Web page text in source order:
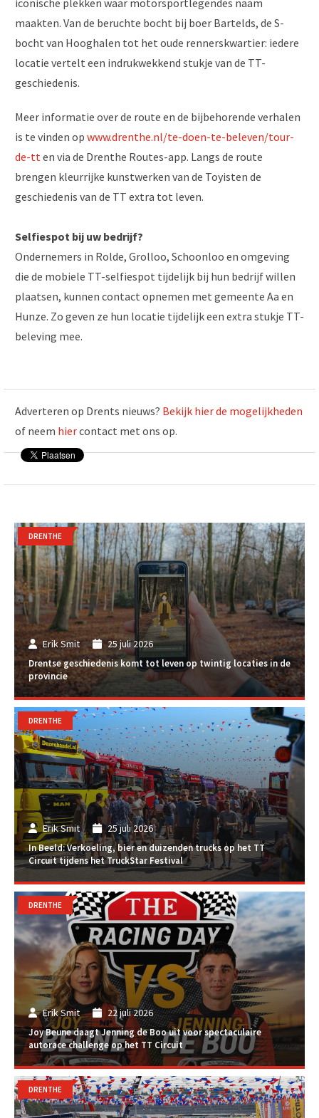
iconische plekken waar motorsportlegendes naam
maakten. Van de beruchte bocht bij boer Bartelds, de S-
bocht van Hooghalen tot het oude rennerskwartier: iedere
locatie vertelt een indrukwekkend stukje van de TT-
geschiedenis.
Meer informatie over de route en de bijbehorende verhalen
is te vinden op www.drenthe.nl/te-doen-te-beleven/tour-
de-tten via de Drenthe Routes-app. Langs de route
brengen kleurrijke kunstwerken van de Toyisten de
geschiedenis van de TT extra tot leven.
Selfiespot bij uw bedrijf?
Ondernemers in Rolde, Grolloo, Schoonloo en omgeving
die de mobiele TT-selfiespot tijdelijk bij hun bedrijf willen
plaatsen, kunnen contact opnemen met gemeente Aa en
Hunze. Zo geven ze hun locatie tijdelijk een extra stukje TT-
beleving mee.
Adverteren op Drents nieuws? Bekijk hier de mogelijkheden
of neem hiercontact met ons op.
Erik Smit 25 juli 2026
Drentse geschiedenis komt tot leven op twintig locaties in de
provincie
DRENTHE
Erik Smit 25 juli 2026
In Beeld: Verkoeling, bier en duizenden trucks op het TT
Circuit tijdens het TruckStar Festival
DRENTHE
Erik Smit 22 juli 2026
Joy Beune daagt Jenning de Boo uit voor spectaculaire
autorace challenge op het TT Circuit
DRENTHE
DRENTHE